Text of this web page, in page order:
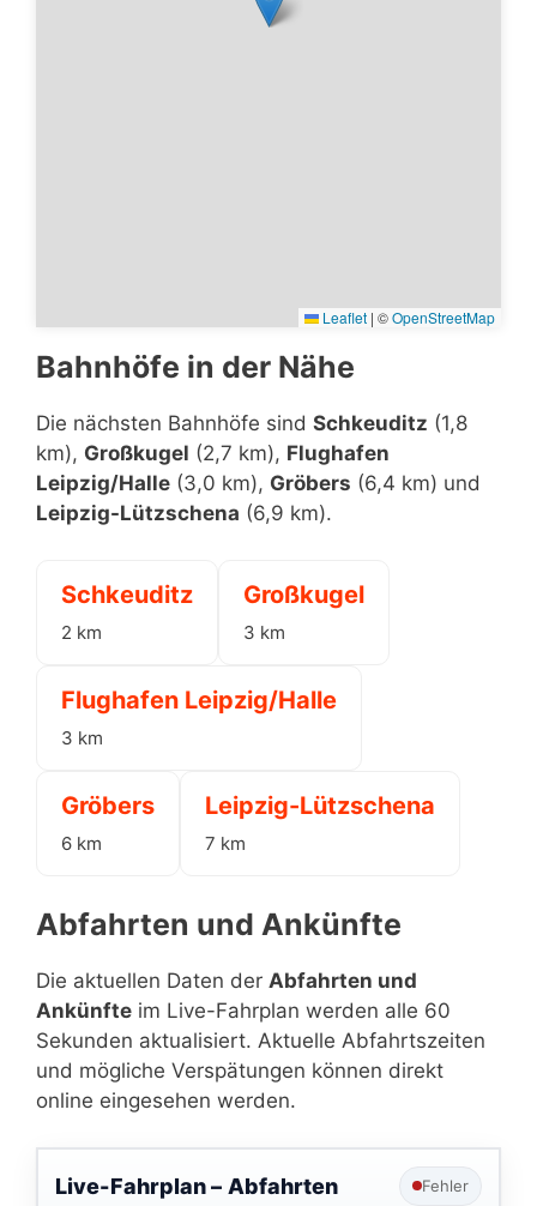
Leaflet | ©OpenStreetMap
Bahnhöfe in der Nähe
Die nächsten Bahnhöfe sind Schkeuditz (1,8
km), Großkugel (2,7 km), Flughafen
Leipzig/Halle (3,0 km), Gröbers (6,4 km) und
Leipzig-Lützschena (6,9 km).
Schkeuditz
2 km
Großkugel
3 km
Flughafen Leipzig/Halle
3 km
Gröbers
6 km
Leipzig-Lützschena
7 km
Abfahrten und Ankünfte
Die aktuellen Daten der Abfahrten und
Ankünfte im Live-Fahrplan werden alle 60
Sekunden aktualisiert. Aktuelle Abfahrtszeiten
und mögliche Verspätungen können direkt
online eingesehen werden.
Live-Fahrplan – Abfahrten Fehler